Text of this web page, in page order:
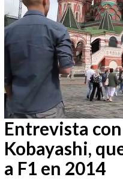
Unmute
Loaded:
32.22%
Entrevista
Kobayashi,
a F1 en 2014